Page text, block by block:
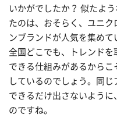
いかがでしたか？ 似たよ
たのは、おそらく、ユニク
ンブランドが人気を集めて
全国どこでも、トレンドを
できる仕組みがあるから
しているのでしょう。同
できるだけ出さないよう
のですね。